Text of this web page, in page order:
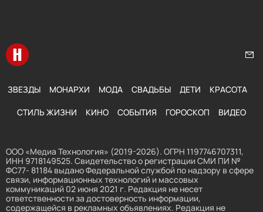
Перейти на главную
ЗВЕЗДЫ МОНАРХИ МОДА СВАДЬБЫ ДЕТИ КРАСОТА
СТИЛЬ ЖИЗНИ КИНО СОБЫТИЯ ГОРОСКОП ВИДЕО
ООО «Медиа Технология» (2019-2026). ОГРН 1197746707311,
ИНН 9718149525. Свидетельство о регистрации СМИ ПИ №
ФС77- 81184 выдано Федеральной службой по надзору в сфере
связи, информационных технологий и массовых
коммуникаций 02 июня 2021 г. Редакция не несет
ответственности за достоверность информации,
содержащейся в рекламных объявлениях. Редакция не